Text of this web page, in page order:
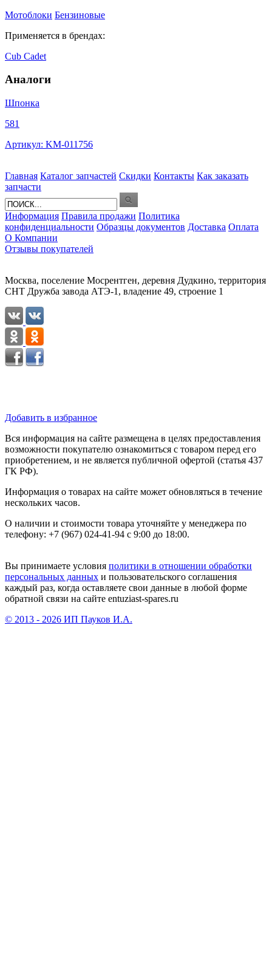
Мотоблоки Бензиновые
Применяется в брендах:
Cub Cadet
Аналоги
Шпонка
581
Артикул: KM-011756
Главная Каталог запчастей Скидки Контакты Как заказать
запчасти
Информация Правила продажи Политика
конфиденциальности Образцы документов Доставка Оплата
О Компании
Отзывы покупателей
Москва, поселение Мосрентген, деревня Дудкино, территория
СНТ Дружба завода АТЭ-1, владение 49, строение 1
Добавить в избранное
Вся информация на сайте размещена в целях предоставления
возможности покупателю ознакомиться с товаром перед его
приобретением, и не является публичной офертой (статья 437
ГК РФ).
Информация о товарах на сайте может обновляться в течение
нескольких часов.
О наличии и стоимости товара уточняйте у менеджера по
телефону: +7 (967) 024-41-94 с 9:00 до 18:00.
Вы принимаете условия политики в отношении обработки
персональных данных и пользовательского соглашения
каждый раз, когда оставляете свои данные в любой форме
обратной связи на сайте entuziast-spares.ru
© 2013 - 2026 ИП Пауков И.А.